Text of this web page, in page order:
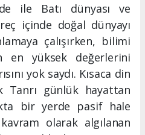
ile Batı dünyası ve
içinde doğal dünyayı
çalışırken, bilimi
en yüksek değerlerini
yok saydı. Kısaca din
Tanrı günlük hayattan
bir yerde pasif hale
olarak algılanan